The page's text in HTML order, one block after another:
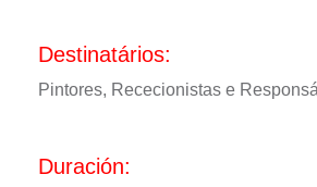
Destinatários:
Pintores, Rececionistas e
Duración: